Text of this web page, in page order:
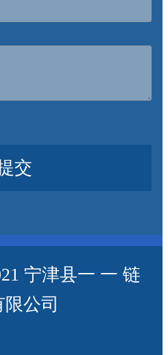
交
宁津县一 一 链
限公司